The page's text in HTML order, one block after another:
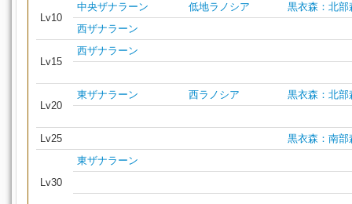
Lv10
中央ザナラーン 低地ラノシア
黒衣森：北部
西ザナラーン
Lv15
西ザナラーン
Lv20
東ザナラーン 西ラノシア 黒衣森：北部
Lv25 黒衣森：南部
Lv30
東ザナラーン